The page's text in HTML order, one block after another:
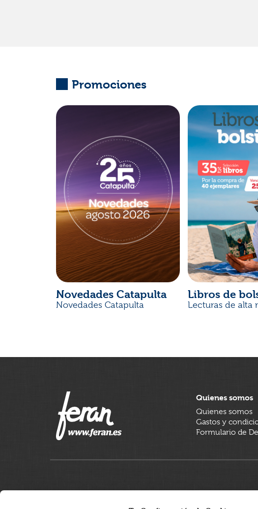
Promociones
Novedades Catapulta
Novedades Catapulta
Libros de
Lecturas de alta
Quienes somos
Quienes somos
Gastos y
Formulario de